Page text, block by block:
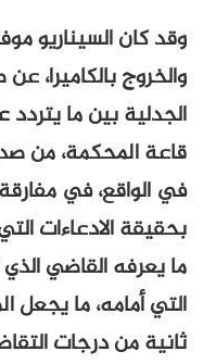
وقد كان السيناريو
والخروج بالكاميرا،
الجدلية بين ما
قاعة المحكمة، من
في الواقع، في
بحقيقة الادعاءات
ما يعرفه القاضي الذي
التي أمامه، ما يجعل
ثانية من درجات